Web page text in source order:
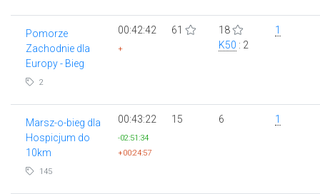
Pomorze
Zachodnie dla
Europy - Bieg
2
00:42:42
+
61
18
K50 : 2
1
Marsz-o-bieg dla
Hospicjum do
10km
145
00:43:22
-02:51:34
+00:24:57
15 6 1